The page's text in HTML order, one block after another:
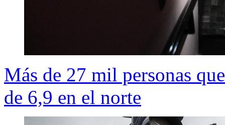
Más de 27 mil personas
de 6,9 en el norte